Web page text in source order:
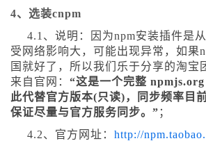
4、选装cnpm
4.1、说明：因为npm安装插件是
受网络影响大，可能出现异常，如果
国就好了，所以我们乐于分享的淘宝
来自官网： “这是一个完整 npmjs.org
此代替官方版本(只读)，同步频率目
保证尽量与官方服务同步。” ；
4.2、官方网址： http://